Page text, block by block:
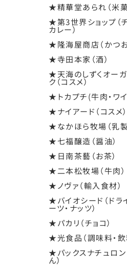
★精華堂あられ（米菓
★第3世界ショップ（チ
カレー）
★隆海屋商店（かつお
★寺田本家（酒）
★天海のしずくオーガ
ク（コスメ）
★トカプチ(牛肉・ワ
★ナイアード（コスメ）
★なかほら牧場（乳製
★七福醸造（醤油）
★日南茶藝（お茶）
★二本松牧場（牛肉）
★ノヴァ（輸入食材）
★バイオシード（ドラ
ーツ・ナッツ）
★パカリ（チョコ）
★光食品（調味料・飲
★パックスナチュロン
ん）